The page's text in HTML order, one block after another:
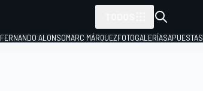
FERNANDO ALONSOMARC MÁRQUEZFOTOGALERÍASAPUESTAS